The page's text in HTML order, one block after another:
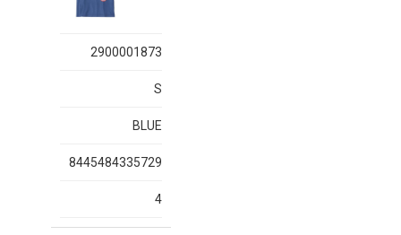
2900001873
S
BLUE
8445484335729
4